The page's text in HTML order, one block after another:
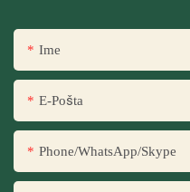
Ime
E-Pošta
Phone/WhatsApp/Skype